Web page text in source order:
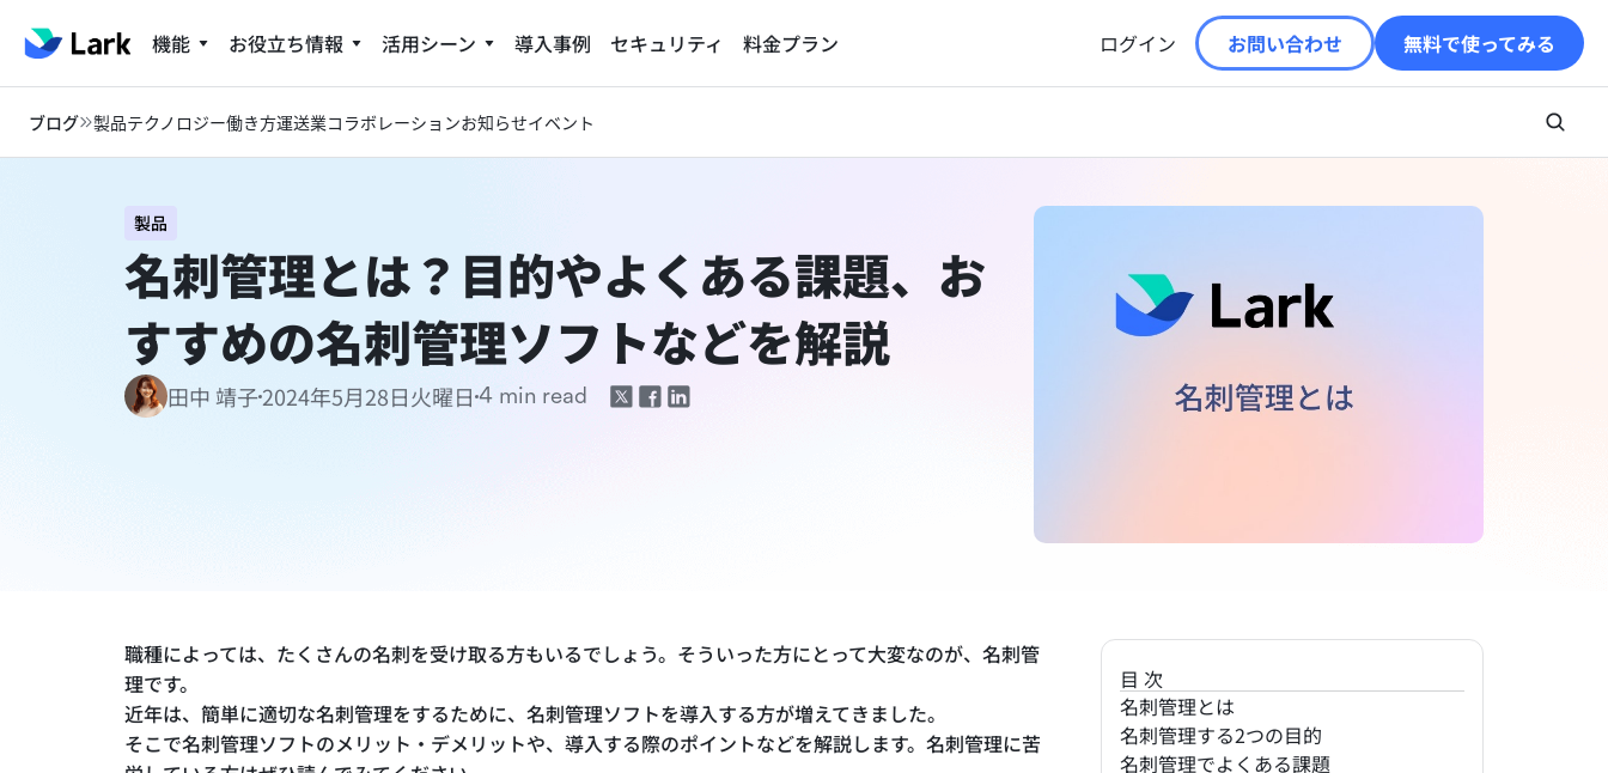
機能 お役立ち情報 活用シーン 導入事例 セキュリティ 料金プラン ログイン お問い合わせ 無料で使ってみる
ブログ 製品テクノロジー働き方運送業コラボレーションお知らせイベント
製品
名刺管理とは？目的やよくある課題、お
すすめの名刺管理ソフトなどを解説
田中 靖子2024年5月28日火曜日 4 min read
職種によっては、たくさんの名刺を受け取る方もいるでしょう。そういった方にとって大変なのが、名刺管
理です。
近年は、簡単に適切な名刺管理をするために、名刺管理ソフトを導入する方が増えてきました。
そこで名刺管理ソフトのメリット・デメリットや、導入する際のポイントなどを解説します。名刺管理に苦
目次
名刺管理とは
名刺管理する2つの目的
名刺管理でよくある課題